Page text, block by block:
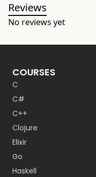
Reviews
No reviews yet
COURSES
C
C#
C++
Clojure
Elixir
Go
Haskell